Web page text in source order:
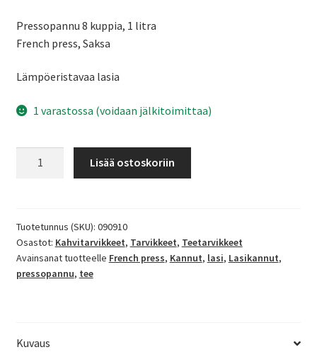
Pressopannu 8 kuppia, 1 litra
French press, Saksa
Lämpöeristavaa lasia
1 varastossa (voidaan jälkitoimittaa)
l
määrä
Lisää ostoskoriin
Tuotetunnus (SKU): 090910
Osastot: Kahvitarvikkeet, Tarvikkeet, Teetarvikkeet
Avainsanat tuotteelle French press, Kannut, lasi, Lasikannut,
pressopannu, tee
Kuvaus